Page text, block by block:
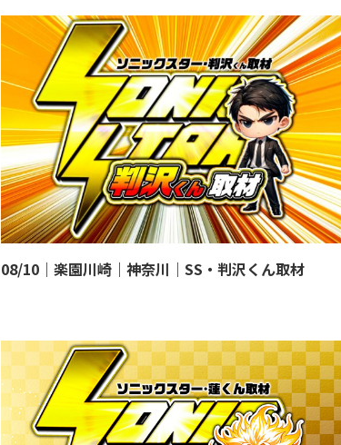
08/10｜楽園川崎｜神奈川｜SS・判沢くん取材